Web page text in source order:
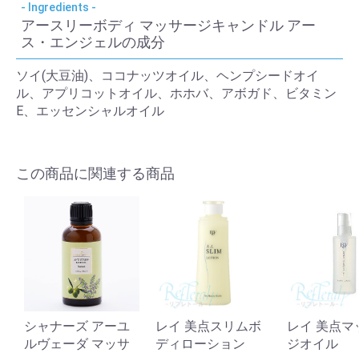
アースリーボディ マッサージキャンドル アー
ス・エンジェルの成分
ソイ(大豆油)、ココナッツオイル、ヘンプシードオイ
ル、アプリコットオイル、ホホバ、アボガド、ビタミン
E、エッセンシャルオイル
この商品に関連する商品
シャナーズ アーユ
ルヴェーダ マッサ
レイ 美点スリムボ
ディローション
レイ 美点マ
ジオイル